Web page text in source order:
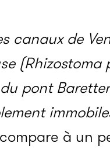
canaux de
pont
à un